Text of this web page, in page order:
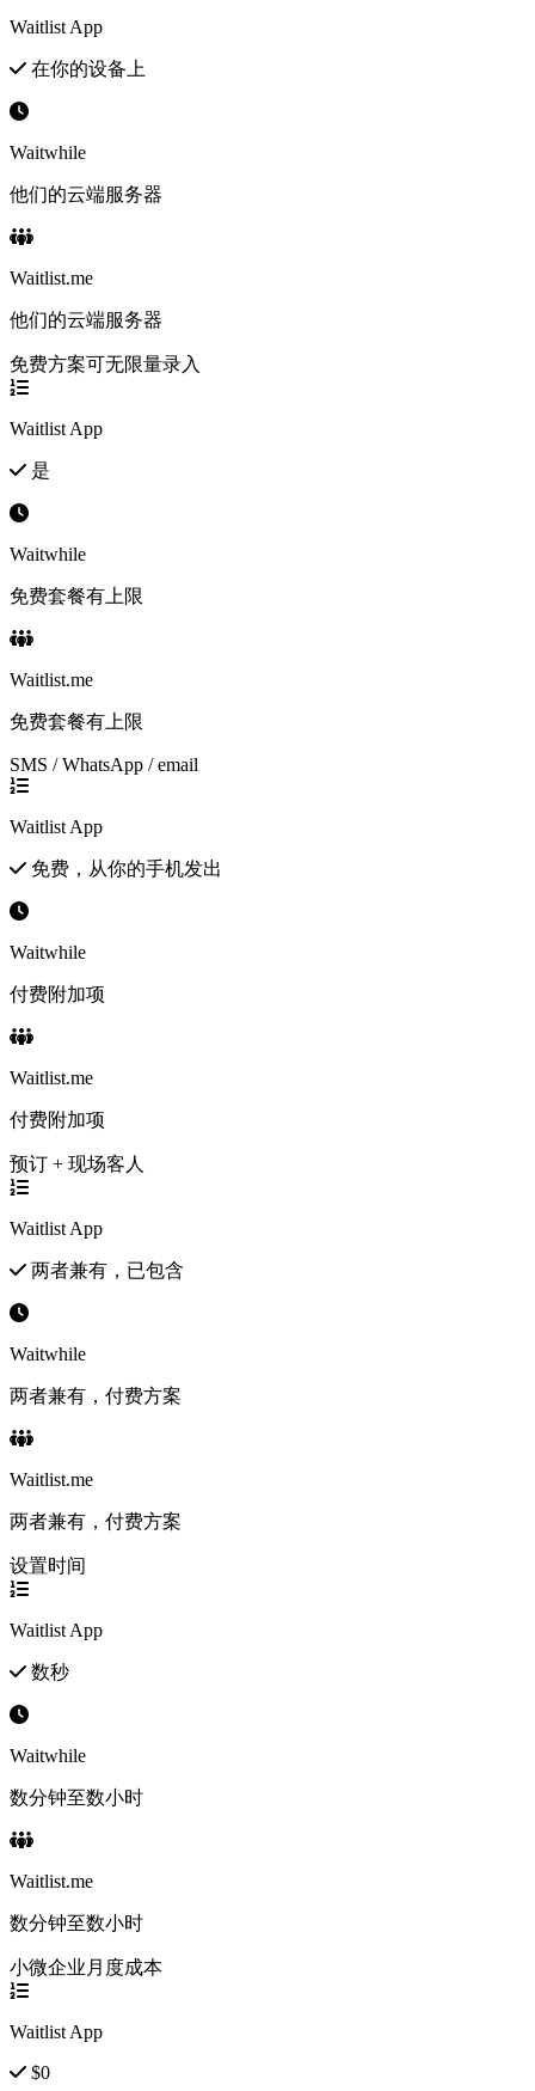
Waitlist App
在你的设备上
Waitwhile
他们的云端服务器
Waitlist.me
他们的云端服务器
免费方案可无限量录入
Waitlist App
是
Waitwhile
免费套餐有上限
Waitlist.me
免费套餐有上限
SMS / WhatsApp / email
Waitlist App
免费，从你的手机发出
Waitwhile
付费附加项
Waitlist.me
付费附加项
预订 + 现场客人
Waitlist App
两者兼有，已包含
Waitwhile
两者兼有，付费方案
Waitlist.me
两者兼有，付费方案
设置时间
Waitlist App
数秒
Waitwhile
数分钟至数小时
Waitlist.me
数分钟至数小时
小微企业月度成本
Waitlist App
$0